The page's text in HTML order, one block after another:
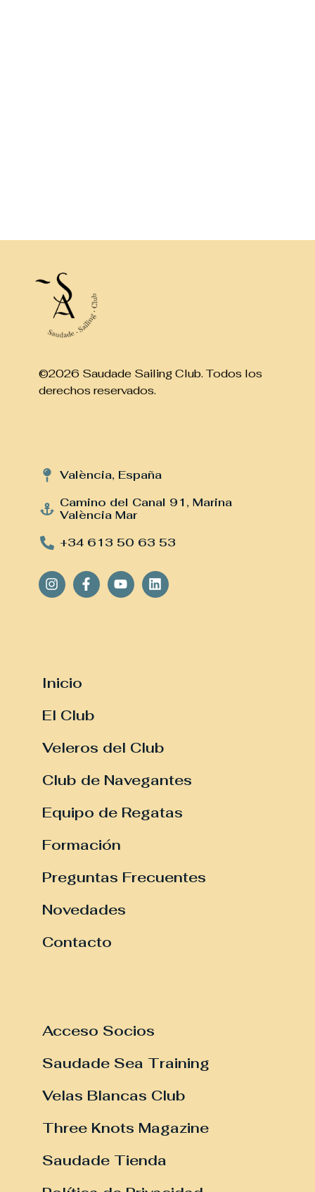
©2026 Saudade Sailing Club. Todos los
derechos reservados.
València, España
Camino del Canal 91, Marina
València Mar
+34 613 50 63 53
Inicio
El Club
Veleros del Club
Club de Navegantes
Equipo de Regatas
Formación
Preguntas Frecuentes
Novedades
Contacto
Acceso Socios
Saudade Sea Training
Velas Blancas Club
Three Knots Magazine
Saudade Tienda